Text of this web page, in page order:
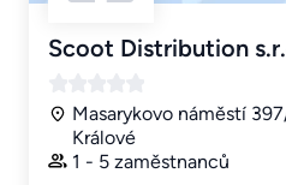
Scoot Distribution
Masarykovo náměstí
Králové
1 - 5 zaměstnanců